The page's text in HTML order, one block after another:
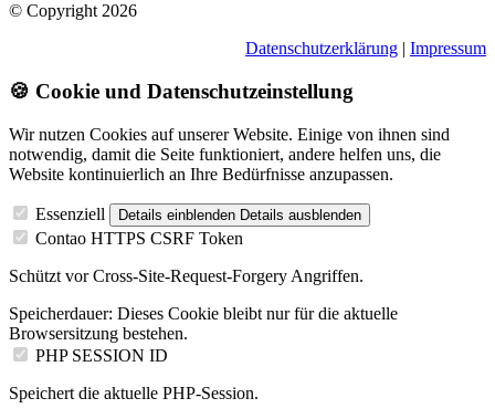
© Copyright 2026
Datenschutzerklärung | Impressum
🍪 Cookie und Datenschutzeinstellung
Wir nutzen Cookies auf unserer Website. Einige von ihnen sind
notwendig, damit die Seite funktioniert, andere helfen uns, die
Website kontinuierlich an Ihre Bedürfnisse anzupassen.
Essenziell Details einblenden Details ausblenden
Contao HTTPS CSRF Token
Schützt vor Cross-Site-Request-Forgery Angriffen.
Speicherdauer: Dieses Cookie bleibt nur für die aktuelle
Browsersitzung bestehen.
PHP SESSION ID
Speichert die aktuelle PHP-Session.